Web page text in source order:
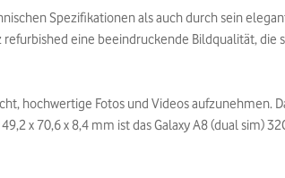
Spezifikationen als auch durch sein
eine beeindruckende Bildqualität, die
hochwertige Fotos und Videos aufzunehmen.
x 70,6 x 8,4 mm ist das Galaxy A8 (dual sim)